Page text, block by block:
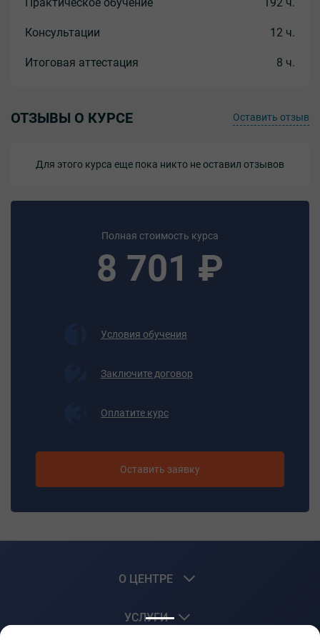
обслуживаемого оборудования, контрольно-
- схемы сигнализации и блокировок;
- технические требования, предъявляемые к составу
конвертируемого и конвертированного газа;
Итоговая аттестация
Консультации 12 ч.
Итоговая аттестация 8 ч.
ОТЗЫВЫ О КУРСЕ Оставить отзыв
Для этого курса еще пока никто не оставил отзывов
Полная стоимость курса
8 701 ₽
Условия обучения
Заключите договор
Оплатите курс
Оставить заявку
О ЦЕНТРЕ
УСЛУГИ